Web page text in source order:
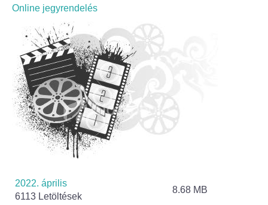
Szabályzatok
Pályázatok
Közbeszerzések
Szerződések
Közadat
Alapítványok
Online jegyrendelés
2022. április
6113 Letöltések
8.68 MB